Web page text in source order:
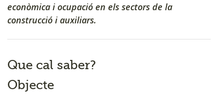
Actes del ple
Serveis
Tràmits
econòmica i ocupació en els sectors de la
construcció i auxiliars.
Que cal saber?
Objecte